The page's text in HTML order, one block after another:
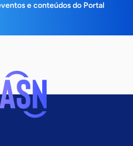
e conteúdos do Portal